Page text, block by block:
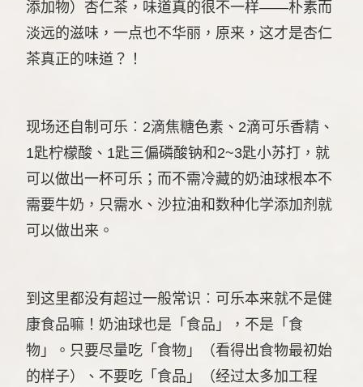
添加物）杏仁茶，味道真的很不一样——朴素而
淡远的滋味，一点也不华丽，原来，这才是杏仁
茶真正的味道？！
现场还自制可乐︰2滴焦糖色素、2滴可乐香精、
1匙柠檬酸、1匙三偏磷酸钠和2~3匙小苏打，就
可以做出一杯可乐；而不需冷藏的奶油球根本不
需要牛奶，只需水、沙拉油和数种化学添加剂就
可以做出来。
到这里都没有超过一般常识︰可乐本来就不是健
康食品嘛！奶油球也是「食品」，不是「食
物」。只要尽量吃「食物」（看得出食物最初始
的样子）、不要吃「食品」（经过太多加工程